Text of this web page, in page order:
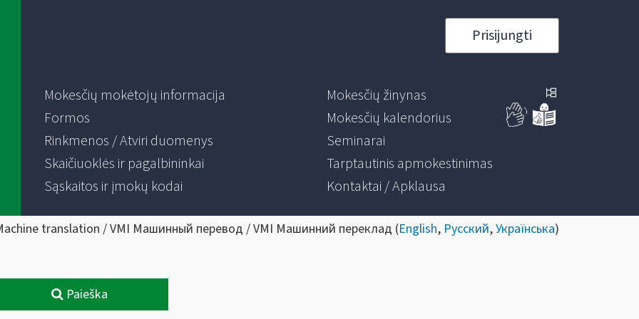
Prisijungti
Mokesčių mokėtojų informacija
Formos
Rinkmenos / Atviri duomenys
Skaičiuoklės ir pagalbininkai
Sąskaitos ir įmokų kodai
Mokesčių žinynas
Mokesčių kalendorius
Seminarai
Tarptautinis apmokestinimas
Kontaktai / Apklausa
translation / VMI Машинный перевод / VMI Машинний переклад (English, Русский,Українська)
Paieška